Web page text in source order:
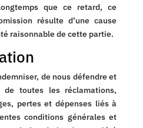
que ce retard, ce
résulte d’une cause
raisonnable de cette partie.
de nous défendre et
toutes les réclamations,
pertes et dépenses liés à
conditions générales et